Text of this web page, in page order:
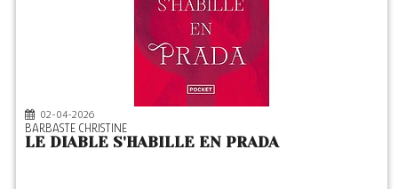
02-04-2026
BARBASTE CHRISTINE
LE DIABLE S'HABILLE EN PRADA